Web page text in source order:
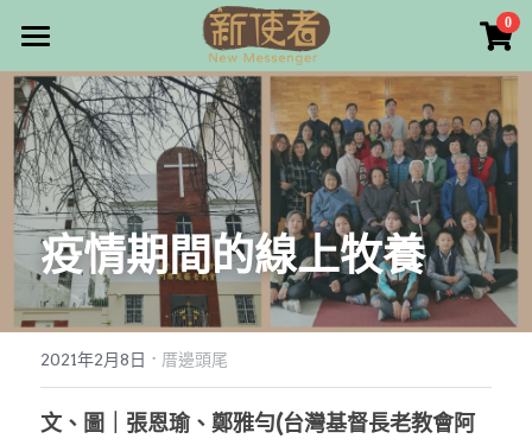
0
最新消息
關於我們
雜誌目錄
雜誌專欄
最新文章
編者的話
本期主題
畫話人生
寫寫畫畫
漫畫
訂購/奉獻/廣告刊登
好站連結
疫情期間的線上牧養
2021年2月8日 · 厝邊頭尾
文、圖｜張恩瑜、鄭雅勻(台灣基督長老教會阿
×
商品分類
所有商品分類